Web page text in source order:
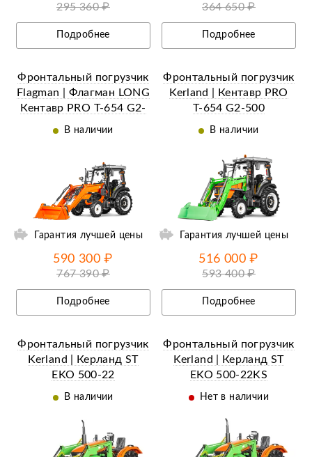
295 360 ₽
Подробнее
364 650 ₽
Подробнее
Фронтальный погрузчик
Flagman | Флагман LONG
Кентавр PRO Т-654 G2-
500 (челюстной c
В наличии
Гарантия лучшей цены
590 300 ₽
767 390 ₽
Подробнее
Фронтальный погрузчик
Kerland | Кентавр PRO
Т-654 G2-500
(челюстной c
В наличии
Ещё 7 фотографий
Гарантия лучшей цены
516 000 ₽
593 400 ₽
Подробнее
Фронтальный погрузчик
Kerland | Керланд ST
EKO 500-22
В наличии
Фронтальный погрузчик
Kerland | Керланд ST
EKO 500-22KS
(челюстной)
Нет в наличии
Ещё 16 фотографий